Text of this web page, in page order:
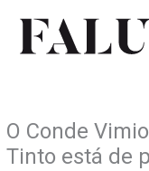
content
O Conde
Tinto está de